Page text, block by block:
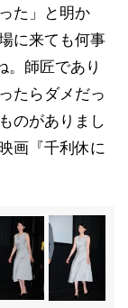
た」と明か
に来ても何事
。師匠であり
たらダメだっ
のがありまし
画『千利休に